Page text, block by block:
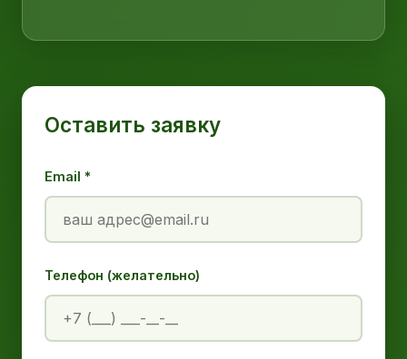
Оставить заявку
Email *
Телефон (желательно)